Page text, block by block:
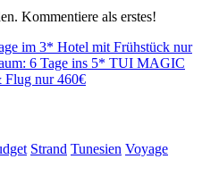
Kommentiere als erstes!
im 3* Hotel mit Frühstück nur
6 Tage ins 5* TUI MAGIC
nur 460€
Strand Tunesien Voyage